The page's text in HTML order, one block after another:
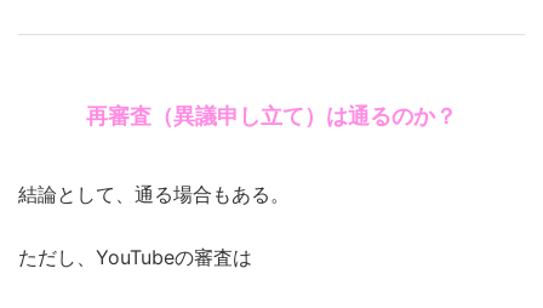
再審査（異議申し立て）は通るのか？
結論として、通る場合もある。
ただし、YouTubeの審査は